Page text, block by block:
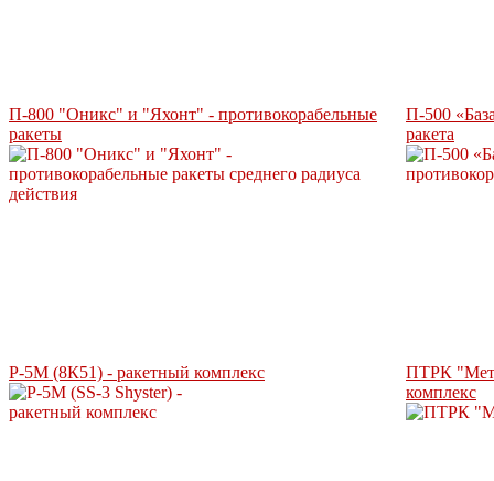
П-800 "Оникс" и "Яхонт" - противокорабельные
ракеты
П-500
ракета
Р-5М (8К51) - ракетный комплекс
ПТРК
комплекс